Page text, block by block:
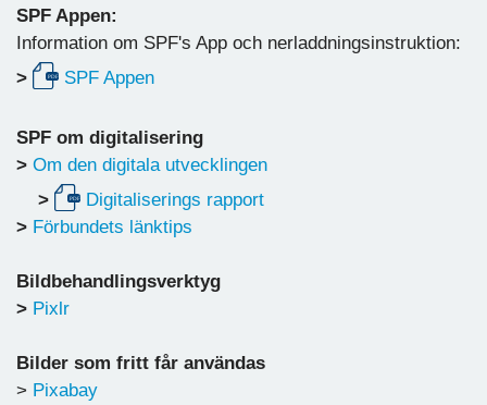
SPF Appen:
Information om SPF's App och nerladdningsinstruktion:
>
SPF Appen
SPF om digitalisering
> Om den digitala utvecklingen
>
Digitaliserings rapport
> Förbundets länktips
Bildbehandlingsverktyg
> Pixlr
Bilder som fritt får användas
> Pixabay